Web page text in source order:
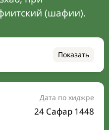
(шафии).
Показать
на сегодня
Дата по хиджре
24 Сафар 1448